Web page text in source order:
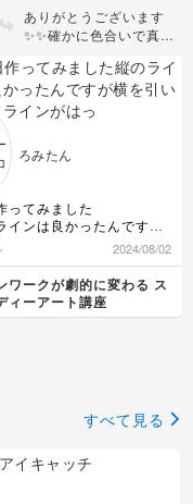
ありがとうございます
✨✨確かに色合いで真鍮
しも大柄などにするなど
色々テイストがたのしめ
るのでお試ししてみてく
ろみたん
ってみました
インは良かったんですが
いてたらラインがはっき
くなりました
な？
2024/08/02
ワークが劇的に変わる ス
ィーアート講座
すべて見る